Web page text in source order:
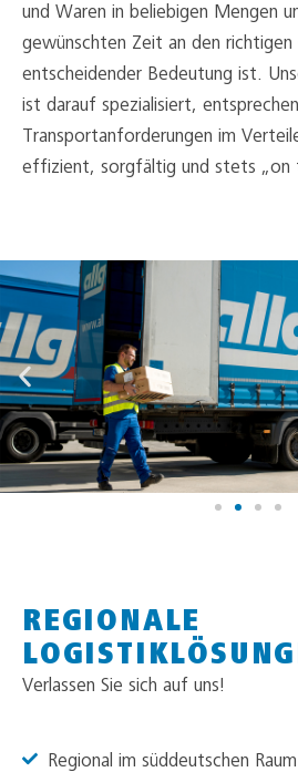
und Waren in beliebigen Mengen
gewünschten Zeit an den
entscheidender Bedeutung ist.
ist darauf spezialisiert,
Transportanforderungen im
effizient, sorgfältig und stets „on
REGIONALE
Verlassen Sie sich auf uns!
Regional im süddeutschen Raum